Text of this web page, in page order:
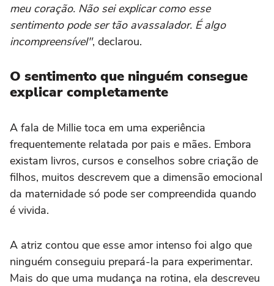
meu coração. Não sei explicar como esse
sentimento pode ser tão avassalador. É algo
incompreensível", declarou.
O sentimento que ninguém consegue
explicar completamente
A fala de Millie toca em uma experiência
frequentemente relatada por pais e mães. Embora
existam livros, cursos e conselhos sobre criação de
filhos, muitos descrevem que a dimensão emocional
da maternidade só pode ser compreendida quando
é vivida.
A atriz contou que esse amor intenso foi algo que
ninguém conseguiu prepará-la para experimentar.
Mais do que uma mudança na rotina, ela descreveu